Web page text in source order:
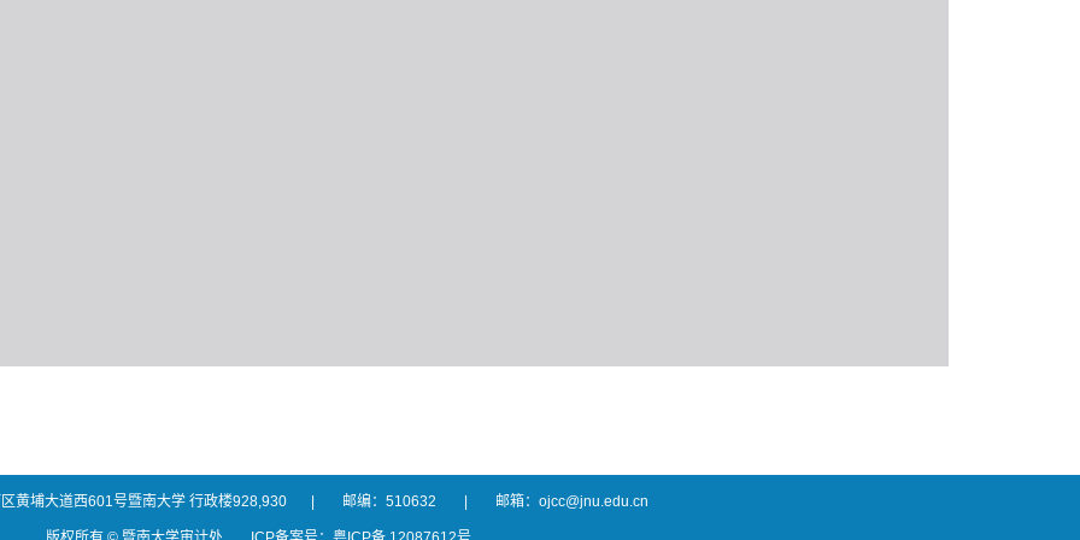
黄埔大道西601号暨南大学 行政楼928,930 邮编：510632 邮箱：ojcc@jnu.edu.cn